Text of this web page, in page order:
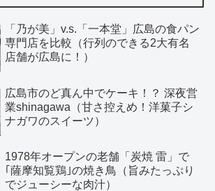
「乃が美」v.s.「一本堂」広島の食パン
専門店を比較（行列のできる2大有名
店舗が広島に！）
広島市のど真ん中でケーキ！？ 深夜営
業shinagawa（甘さ控えめ！洋菓子シ
ナガワのスイーツ）
1978年オープンの老舗「炭焼 雷」で
｢薩摩知覧鶏｣の焼き鳥（旨みたっぷり
でジューシーな肉汁）